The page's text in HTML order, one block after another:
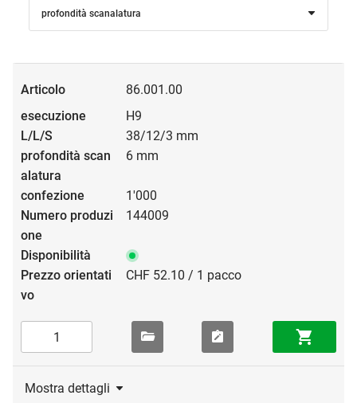
profondità scanalatura
86.001.00
H9
38/12/3 mm
6 mm
1'000
144009
CHF 52.10 / 1 pacco
Mostra dettagli